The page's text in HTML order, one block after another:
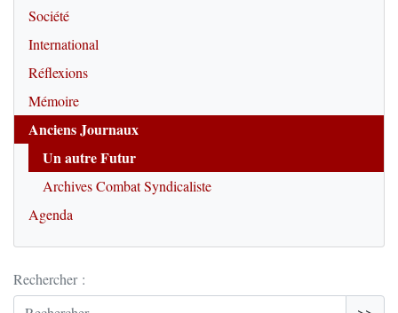
Société
International
Réflexions
Mémoire
Anciens Journaux
Un autre Futur
Archives Combat Syndicaliste
Agenda
Rechercher :